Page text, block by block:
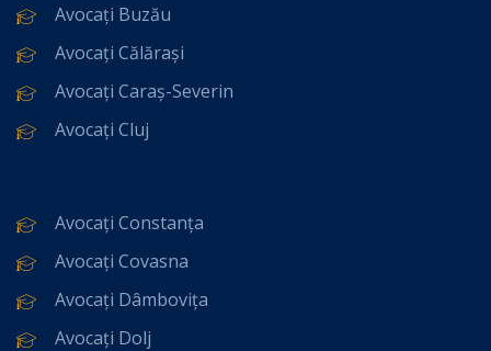
Avocați Buzău
Avocați Călărași
Avocați Caraș-Severin
Avocați Cluj
Avocați Constanța
Avocați Covasna
Avocați Dâmbovița
Avocați Dolj